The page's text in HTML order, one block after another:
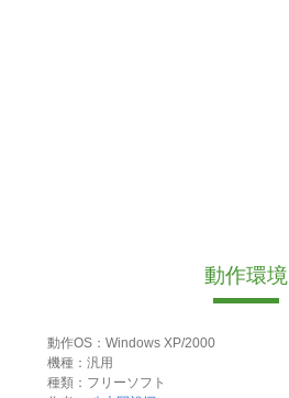
動作環境
動作OS：Windows XP/2000
機種：汎用
種類：フリーソフト